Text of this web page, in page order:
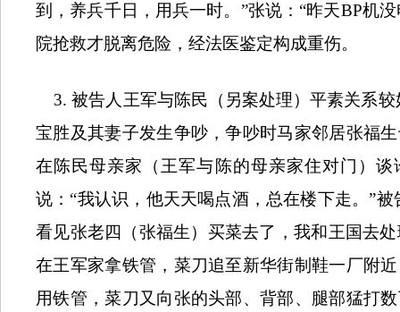
到，养兵千日，用兵一时。”张说：“昨天BP机
院抢救才脱离危险，经法医鉴定构成重伤。
3.被告人王军与陈民（另案处理）平素关系较
宝胜及其妻子发生争吵，争吵时马家邻居张福
在陈民母亲家（王军与陈的母亲家住对门）
说：“我认识，他天天喝点酒，总在楼下走。”
看见张老四（张福生）买菜去了，我和王国去
在王军家拿铁管，菜刀追至新华街制鞋一厂附
用铁管，菜刀又向张的头部、背部、腿部猛打